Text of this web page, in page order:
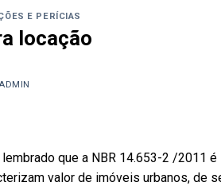
E PERÍCIAS
locação
que a NBR 14.653-2 /2011 é
valor de imóveis urbanos, de